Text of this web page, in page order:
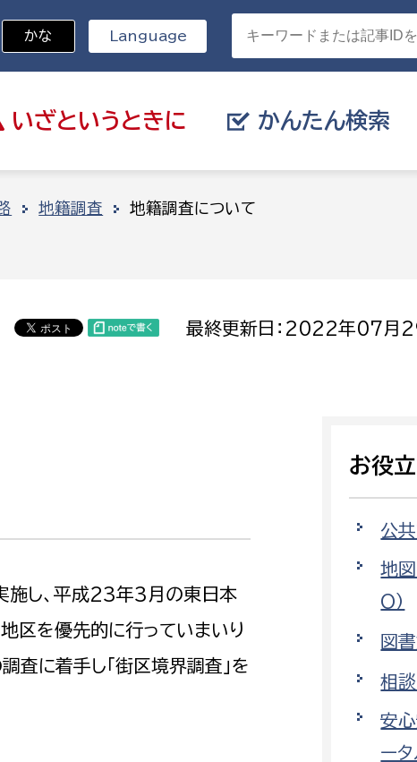
いざと いうときに かんたん検索
目的を選択
届け出や申請
支払いをした
働きたい
小田原のこと
イベント・講
まちづくりに
職員課
生涯学習課
文化財課
図書館
環境
環境
ゼロ
環境
かな Language
地籍調査 地籍調査について
最終更新日：2022年07月
施し、平成23年3月の東日本
区を優先的に行っていまいり
査に着手し「街区境界調査」を
お役
公
地
O）
図
相
安
ー